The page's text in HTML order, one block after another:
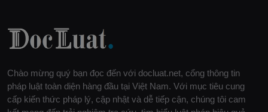
Chào mừng quý bạn đọc đến với docluat.net, cổng thông tin
pháp luật toàn diện hàng đầu tại Việt Nam. Với mục tiêu cung
cấp kiến thức pháp lý, cập nhật và dễ tiếp cận, chúng tôi cam